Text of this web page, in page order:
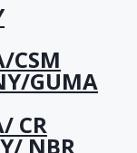
CSM
GUMA
CR
NBR